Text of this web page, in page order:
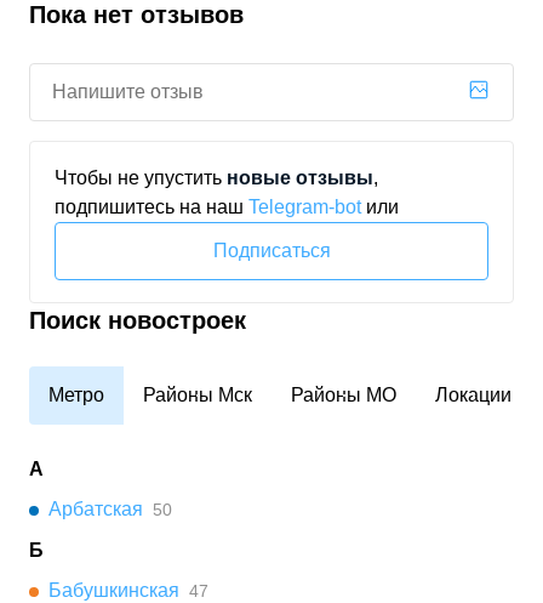
Пока нет отзывов
Чтобы не упустить новые отзывы,
подпишитесь на наш Telegram‑botили
Подписаться
Поиск новостроек
Метро Районы Мск Районы МО Локации
А
Арбатская
50
Б
Бабушкинская 47